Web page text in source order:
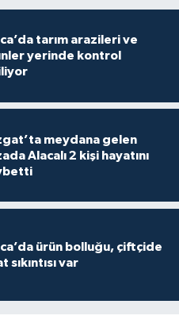
tarım arazileri ve
yerinde kontrol
meydana gelen
2 kişi hayatını
ürün bolluğu, çiftçide
sıkıntısı var